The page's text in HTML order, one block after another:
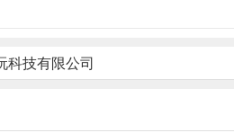
标签页】用铁锭和火石合成
科技有限公司